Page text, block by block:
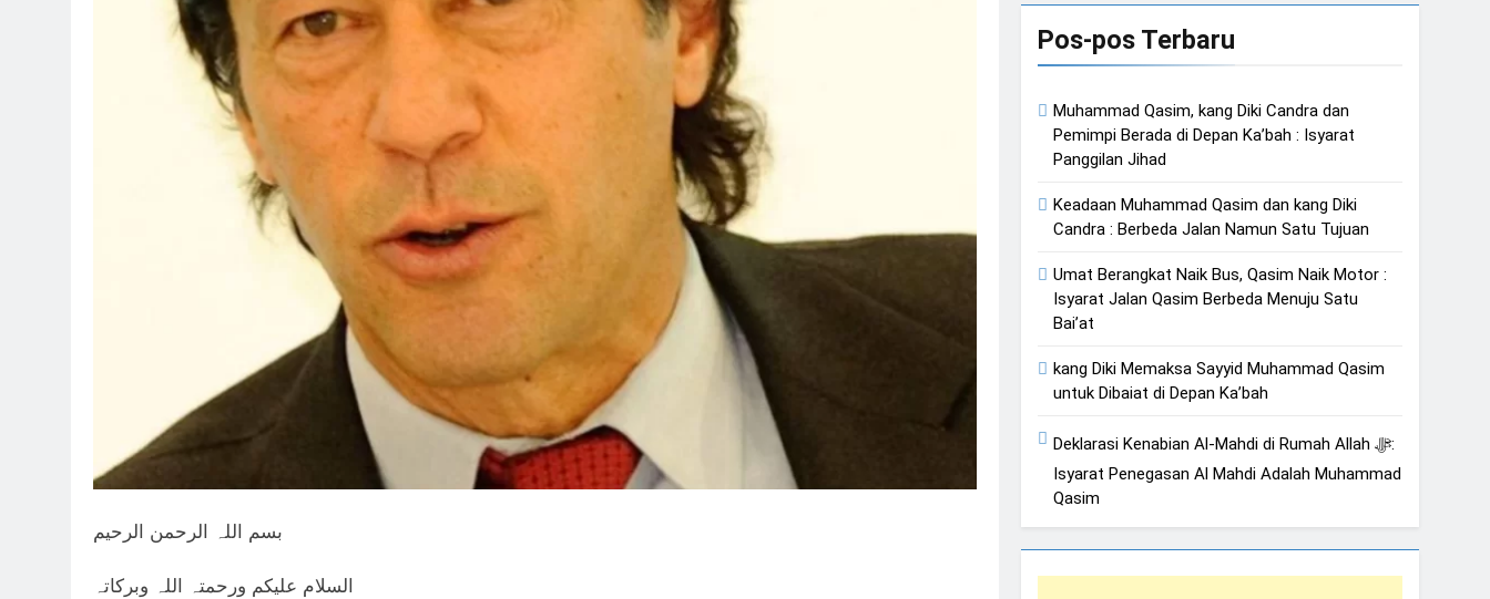
Pengumuman Terbuka Tentang Mimpi Sdr Julian : Isyarat akan Dibacakan Pesan Baru di Tengah Jemaah
3 Hari Ago
Allah ﷻ Telah Menyiapkan “Gua Ashabul Kahfi” Akhir Zaman Bagi Para Helper Muhammad Qasim, Kuncinya di Tangan
Muhammad Qasim, Dengan 7 Tokoh Inti Sebagai Porosnya dan Hanya Jiwa-jiwa yang Suci yang Diijinkan Masuk
4 Hari Ago
بسم اللہ الرحمن الرحیم
السلام علیکم ورحمتہ اللہ وبرکاتہ
Pos-pos Terbaru
Muhammad Qasim, kang Diki Candra dan
Pemimpi Berada di Depan Ka’bah : Isyarat
Panggilan Jihad
Keadaan Muhammad Qasim dan kang Diki
Candra : Berbeda Jalan Namun Satu Tujuan
Umat Berangkat Naik Bus, Qasim Naik Motor :
Isyarat Jalan Qasim Berbeda Menuju Satu
Bai’at
kang Diki Memaksa Sayyid Muhammad Qasim
untuk Dibaiat di Depan Ka’bah
Deklarasi Kenabian Al-Mahdi di Rumah Allah ﷻ:
Isyarat Penegasan Al Mahdi Adalah Muhammad
Qasim